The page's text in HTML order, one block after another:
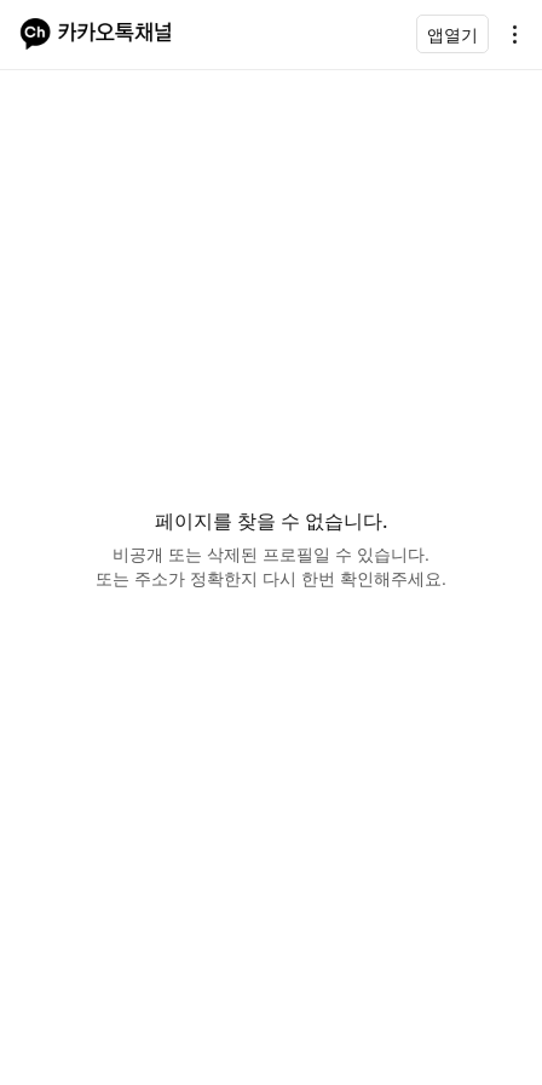
앱열기
페이지를 찾을 수 없습니다.
비공개 또는 삭제된 프로필일 수 있습니다.
또는 주소가 정확한지 다시 한번 확인해주세요.